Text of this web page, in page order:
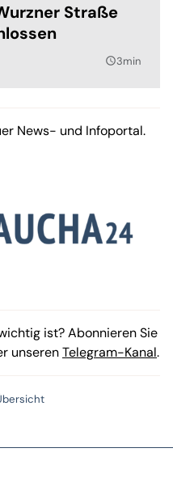
Straße
query_builder3min
News- und Infoportal.
ist? Abonnieren Sie
unserenTelegram-Kanal.